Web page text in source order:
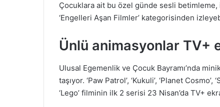
Çocuklara ait bu özel günde sesli betimleme,
‘Engelleri Aşan Filmler’ kategorisinden
Ünlü animasyonlar TV+
Ulusal Egemenlik ve Çocuk Bayramı’nda
taşıyor. ‘Paw Patrol’, ‘Kukuli’, ‘Planet
‘Lego’ filminin ilk 2 serisi 23 Nisan’da TV+